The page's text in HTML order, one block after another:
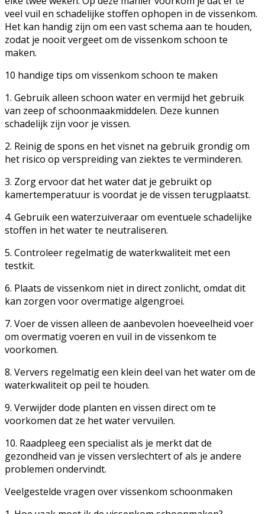
veel vuil en schadelijke stoffen ophopen in de vissenkom.
Het kan handig zijn om een vast schema aan te houden,
zodat je nooit vergeet om de vissenkom schoon te
maken.
10 handige tips om vissenkom schoon te maken
1. Gebruik alleen schoon water en vermijd het gebruik
van zeep of schoonmaakmiddelen. Deze kunnen
schadelijk zijn voor je vissen.
2. Reinig de spons en het visnet na gebruik grondig om
het risico op verspreiding van ziektes te verminderen.
3. Zorg ervoor dat het water dat je gebruikt op
kamertemperatuur is voordat je de vissen terugplaatst.
4. Gebruik een waterzuiveraar om eventuele schadelijke
stoffen in het water te neutraliseren.
5. Controleer regelmatig de waterkwaliteit met een
testkit.
6. Plaats de vissenkom niet in direct zonlicht, omdat dit
kan zorgen voor overmatige algengroei.
7. Voer de vissen alleen de aanbevolen hoeveelheid voer
om overmatig voeren en vuil in de vissenkom te
voorkomen.
8. Ververs regelmatig een klein deel van het water om de
waterkwaliteit op peil te houden.
9. Verwijder dode planten en vissen direct om te
voorkomen dat ze het water vervuilen.
10. Raadpleeg een specialist als je merkt dat de
gezondheid van je vissen verslechtert of als je andere
problemen ondervindt.
Veelgestelde vragen over vissenkom schoonmaken